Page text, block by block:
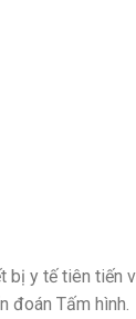
bị y tế tiên tiến
đoán Tấm hình.